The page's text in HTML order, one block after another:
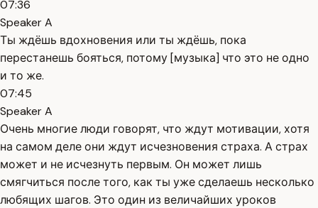
07:36
Speaker A
Ты ждёшь вдохновения или ты ждёшь, пока
перестанешь бояться, потому [музыка] что это не одно
и то же.
07:45
Speaker A
Очень многие люди говорят, что ждут мотивации, хотя
на самом деле они ждут исчезновения страха. А страх
может и не исчезнуть первым. Он может лишь
смягчиться после того, как ты уже сделаешь несколько
любящих шагов. Это один из величайших уроков